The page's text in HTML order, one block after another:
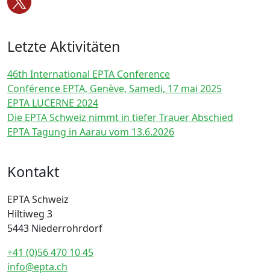
Letzte Aktivitäten
46th International EPTA Conference
Conférence EPTA, Genève, Samedi, 17 mai 2025
EPTA LUCERNE 2024
Die EPTA Schweiz nimmt in tiefer Trauer Abschied
EPTA Tagung in Aarau vom 13.6.2026
Kontakt
EPTA Schweiz
Hiltiweg 3
5443 Niederrohrdorf
+41 (0)56 470 10 45
info@epta.ch